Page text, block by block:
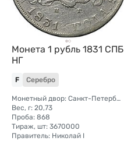
Монета 1 рубль 1831 СПБ
НГ
F Серебро
Монетный двор: Санкт-Петербургский монетный двор
Вес, г: 20,73
Проба: 868
Тираж, шт: 3670000
Правитель: Николай I